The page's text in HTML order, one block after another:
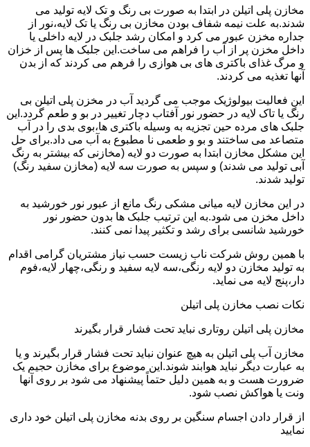
مخازن پلی اتیلن در ابتدا به صورت بی رنگ و تک لایه تولید می
شدند.به علت نیمه شفاف بودن مخازن بی رنگ یا تک لایه،نور از
جداره مخزن عبور می کرد و امکان رشد جلبک در لایه داخلی یا
داخل مخزن پر از آب را فراهم می ساخت.این جلبک ها پس از خزان
و مرگ غذای باکتری های بی هوازی را فرهم می کردند که از بدن
آنها تغذیه می کردند.
این فعالیت بیولوژیک موجب می گردید آب در مخزن پلی اتیلن بی
رنگ یا تاک لایه در حضور نور آفتاب دچار تغییر در بو و طعم گردد.این
جلبک های مرده حین تجزیه به وسیله باکتری ها،بوی بدی را در آب
متصاعد می ساختند و بو و طعمی نا مطبوع به آب می داد.برای حل
این مشکل مخازن ابتدا به صورت دو لایه (مخازنی که بیشتر به رنگ
آبی تولید می شدند) و سپس به صورت سه لایه (مخازن سفید رنگ)
تولید شدند.
در این مخازن لایه میانی مشکی رنگ مانع از عبور نور خورشید به
داخل مخزن می شود.به این ترتیب جلبک ها بدون حضور نور
خورشید شانسی برای رشد و تکثیر پیدا نمی کنند.
با همین روش شرکت ناب زیست حسب نیاز مشتریان گرامی اقدام
به تولید مخازن دو لایه رنگی،سه لایه سفید و رنگی،چهار لایه،فوم
دار،پنج لایه می نماید.
نکات نصب مخازن پلی اتیلن
مخازن پلی اتیلن روتاری نباید تحت فشار قرار بگیرند
مخازن آب پلی اتیلن به هیچ عنوان نباید تحت فشار قرار بگیرند و یا
به عبارت دیگر نباید هوابند شوند.این موضوع برای مخازن حجیم یک
ضرورت هست و به همین دلیل حتماً پیشنهاد می شود بر روی آنها
ونت یا هواکش نصب شود.
از قرار دادن اجسام سنگین بر روی بدنه مخازن پلی اتیلن خود داری
نمایید